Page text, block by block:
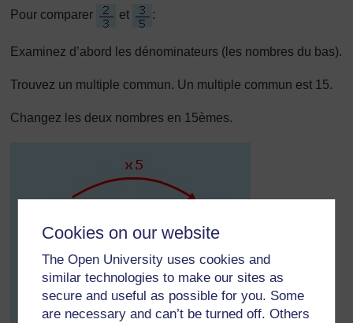
Cookies on our website
The Open University uses cookies and
similar technologies to make our sites as
secure and useful as possible for you. Some
are necessary and can’t be turned off. Others
Pour comparer et :
Examinez d’abord les dénominateurs (les nombres du bas).
Trouvez un multiple commun. Un multiple commun est 15.
Changez les deux nombres en 15èmes.